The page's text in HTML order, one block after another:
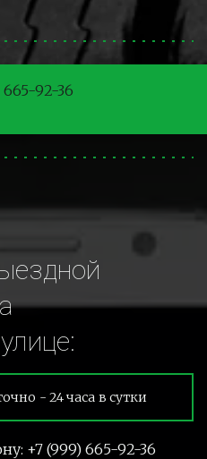
665-92-36
- 24 часа в сутки
+7 (999) 665-92-36